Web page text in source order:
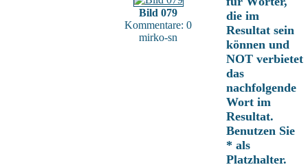
Bild 079
Kommentare: 0
mirko-sn
die im
Resultat sein
können und
NOT verbietet
das
nachfolgende
Wort im
Resultat.
Benutzen Sie
* als
Platzhalter.